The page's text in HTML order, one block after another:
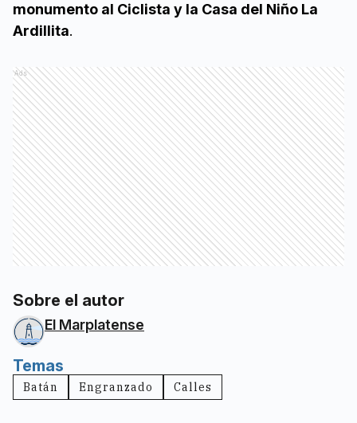
monumento al Ciclista y la Casa del Niño La
Ardillita.
Ads
Sobre el autor
El Marplatense
Temas
Batán Engranzado Calles